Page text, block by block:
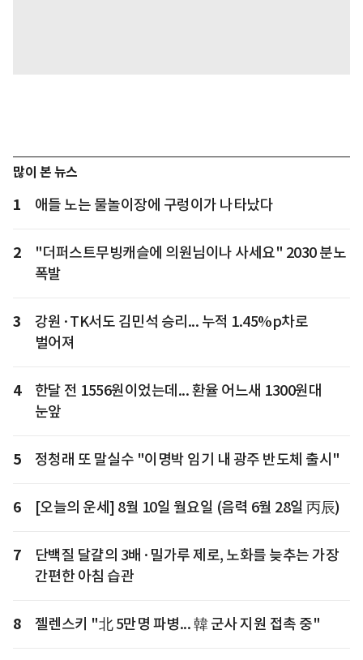
많이 본 뉴스
1 애들 노는 물놀이장에 구렁이가 나타났다
2
"더퍼스트무빙캐슬에 의원님이나 사세요" 2030 분노
폭발
3
강원·TK서도 김민석 승리... 누적 1.45%p차로
벌어져
4
한달 전 1556원이었는데... 환율 어느새 1300원대
눈앞
5 정청래 또 말실수 "이명박 임기 내 광주 반도체 출시"
6 [오늘의 운세] 8월 10일 월요일 (음력 6월 28일 丙辰)
7
단백질 달걀의 3배·밀가루 제로, 노화를 늦추는 가장
간편한 아침 습관
8 젤렌스키 "北 5만명 파병... 韓 군사 지원 접촉 중"